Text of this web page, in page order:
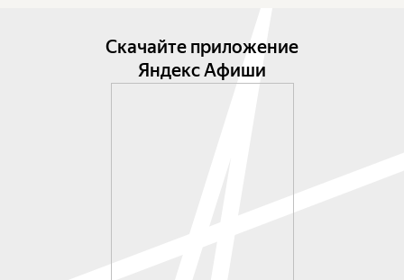
Скачайте приложение
Яндекс Афиши